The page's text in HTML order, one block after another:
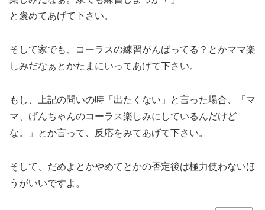
と褒めてあげて下さい。
そして家でも、コーラスの練習がんばってる？とかママ楽
しみだなぁとかたまにいってあげて下さい。
もし、上記の問いの時「出たくない」と言った場合、「マ
マ、げんちゃんのコーラス楽しみにしているんだけど
な。」とか言って、反応をみてあげて下さい。
そして、だめよとかやめてとかの否定後は極力使わないほ
うがいいですよ。